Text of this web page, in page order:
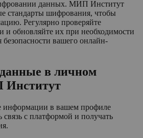
данных. МИП Институт
стандарты шифрования, чтобы
Регулярно проверяйте
и обновляйте их при необходимости
безопасности вашего онлайн-
в личном
Институт
информации в вашем профиле
связь с платформой и получать